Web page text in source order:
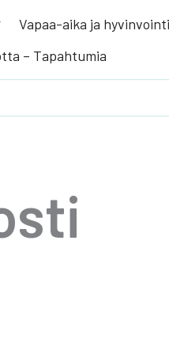
Vapaa-aika ja hyvinvointi
– Tapahtumia